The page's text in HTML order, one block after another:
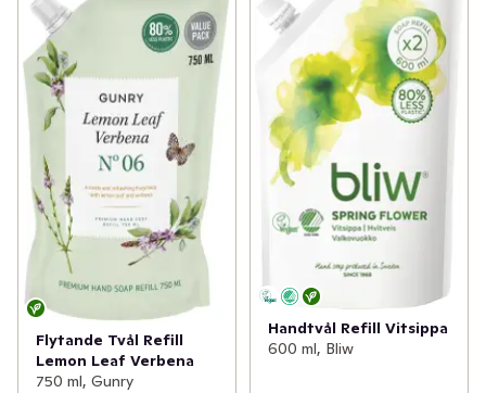
Flytande Tvål Refill
Lemon Leaf Verbena
750 ml, Gunry
Handtvål Refill Vitsippa
600 ml, Bliw